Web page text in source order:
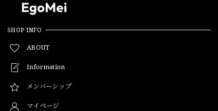
SHOP INFO
ABOUT
Information
メンバーシップ
マイページ